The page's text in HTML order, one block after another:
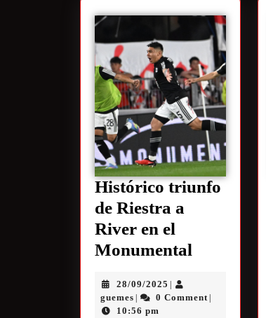
Histórico triunfo
de Riestra a
River en el
Monumental
28/09/2025
guemes 0 Comment
10:56 pm